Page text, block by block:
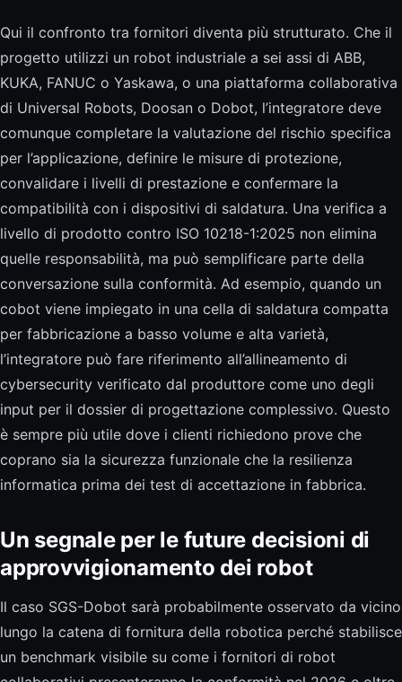
Qui il confronto tra fornitori diventa più strutturato. Che il
progetto utilizzi un robot industriale a sei assi di ABB,
KUKA, FANUC o Yaskawa, o una piattaforma collaborativa
di Universal Robots, Doosan o Dobot, l’integratore deve
comunque completare la valutazione del rischio specifica
per l’applicazione, definire le misure di protezione,
convalidare i livelli di prestazione e confermare la
compatibilità con i dispositivi di saldatura. Una verifica a
livello di prodotto contro ISO 10218-1:2025 non elimina
quelle responsabilità, ma può semplificare parte della
conversazione sulla conformità. Ad esempio, quando un
cobot viene impiegato in una cella di saldatura compatta
per fabbricazione a basso volume e alta varietà,
l’integratore può fare riferimento all’allineamento di
cybersecurity verificato dal produttore come uno degli
input per il dossier di progettazione complessivo. Questo
è sempre più utile dove i clienti richiedono prove che
coprano sia la sicurezza funzionale che la resilienza
informatica prima dei test di accettazione in fabbrica.
Un segnale per le future decisioni di
approvvigionamento dei robot
Il caso SGS-Dobot sarà probabilmente osservato da vicino
lungo la catena di fornitura della robotica perché stabilisce
un benchmark visibile su come i fornitori di robot